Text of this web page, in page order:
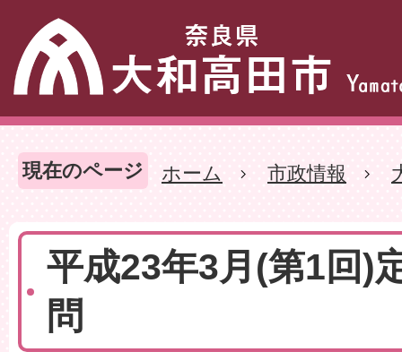
現在のページ ホーム 市政情報
平成23年3月(第1回)
問